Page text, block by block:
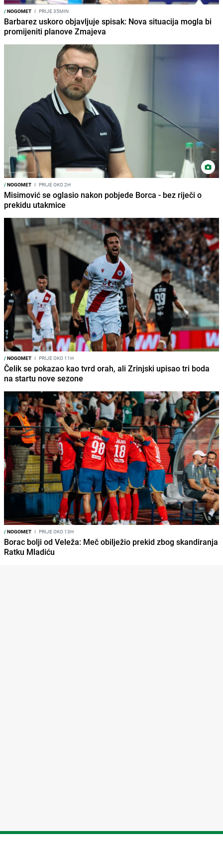
/NOGOMET I PRIJE 35MIN
Barbarez uskoro objavljuje spisak: Nova situacija mogla bi
promijeniti planove Zmajeva
/NOGOMET I PRIJE OKO 2H
Misimović se oglasio nakon pobjede Borca - bez riječi o
prekidu utakmice
/NOGOMET I PRIJE OKO 11H
Čelik se pokazao kao tvrd orah, ali Zrinjski upisao tri boda
na startu nove sezone
/NOGOMET I PRIJE OKO 13H
Borac bolji od Veleža: Meč obilježio prekid zbog skandiranja
Ratku Mladiću